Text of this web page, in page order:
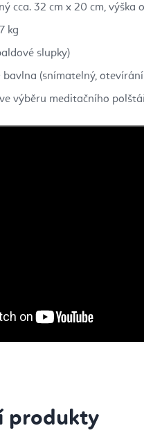
cca. 32 cm x 20 cm, výška
kg
slupky)
bavlna (snímatelný,
výběru meditačního
produkty